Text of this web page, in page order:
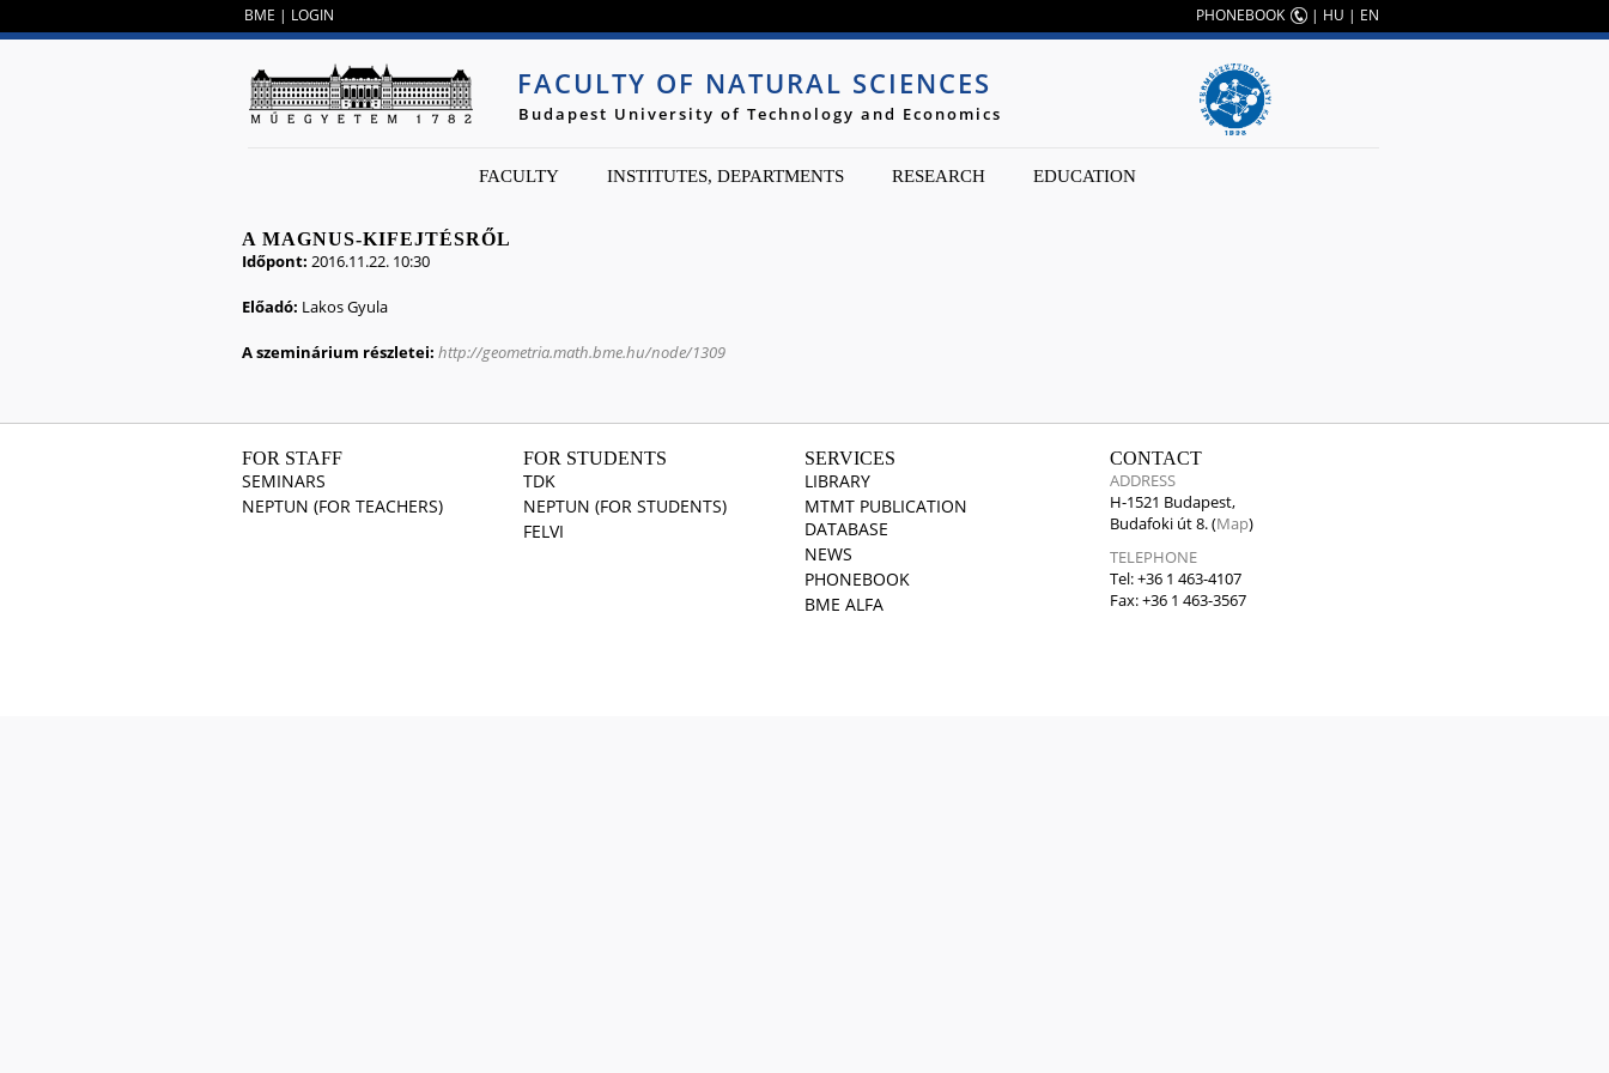
BME | LOGIN PHONEBOOK | HU | EN
FACULTY OF NATURAL SCIENCES
Budapest University of Technology and Economics
FACULTY INSTITUTES, DEPARTMENTS RESEARCH EDUCATION
A MAGNUS-KIFEJTÉSRŐL
Időpont: 2016.11.22. 10:30
Előadó: Lakos Gyula
A szeminárium részletei: http://geometria.math.bme.hu/node/1309
FOR STAFF
SEMINARS
NEPTUN (FOR TEACHERS)
FOR STUDENTS
TDK
NEPTUN (FOR STUDENTS)
FELVI
SERVICES
LIBRARY
MTMT PUBLICATION
DATABASE
NEWS
PHONEBOOK
BME ALFA
CONTACT
ADDRESS
H-1521 Budapest,
Budafoki út 8. (Map)
TELEPHONE
Tel: +36 1 463-4107
Fax: +36 1 463-3567